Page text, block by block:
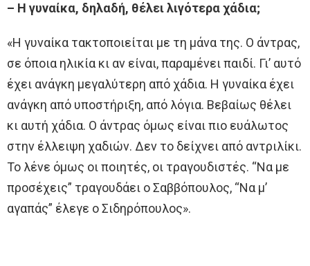
– Η γυναίκα, δηλαδή, θέλει λιγότερα χάδια;
«Η γυναίκα τακτοποιείται με τη μάνα της. Ο άντρας,
σε όποια ηλικία κι αν είναι, παραμένει παιδί. Γι’ αυτό
έχει ανάγκη μεγαλύτερη από χάδια. Η γυναίκα έχει
ανάγκη από υποστήριξη, από λόγια. Βεβαίως θέλει
κι αυτή χάδια. Ο άντρας όμως είναι πιο ευάλωτος
στην έλλειψη χαδιών. Δεν το δείχνει από αντριλίκι.
Το λένε όμως οι ποιητές, οι τραγουδιστές. “Να με
προσέχεις” τραγουδάει ο Σαββόπουλος, “Να μ’
αγαπάς” έλεγε ο Σιδηρόπουλος».